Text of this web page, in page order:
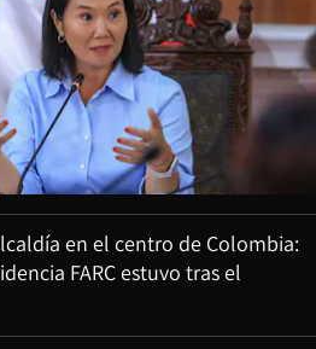
en el centro de Colombia:
FARC estuvo tras el